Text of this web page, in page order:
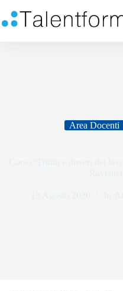
Area Docenti